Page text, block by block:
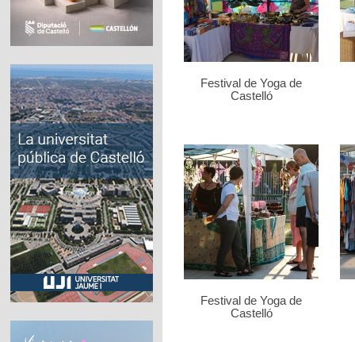
Festival de Yoga de
Castelló
Festival de Yoga de
Castelló